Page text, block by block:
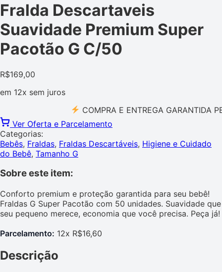
Fralda Descartaveis
Suavidade Premium Super
Pacotão G C/50
R$169,00
em 12x sem juros
COMPRA E ENTREGA GARANTIDA PELO
Ver Oferta e Parcelamento
Categorias:
Bebês, Fraldas, Fraldas Descartáveis, Higiene e Cuidado
do Bebê, Tamanho G
Sobre este item:
Conforto premium e proteção garantida para seu bebê!
Fraldas G Super Pacotão com 50 unidades. Suavidade que
seu pequeno merece, economia que você precisa. Peça já!
Parcelamento: 12x R$16,60
Descrição